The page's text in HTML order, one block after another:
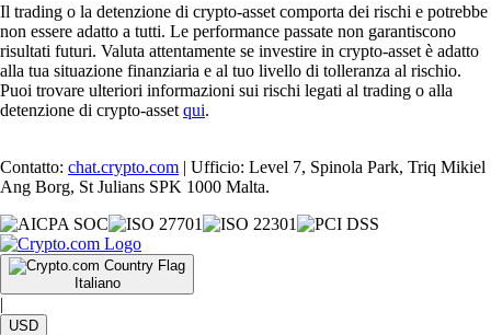
Il trading o la detenzione di crypto-asset comporta dei rischi e potrebbe
non essere adatto a tutti. Le performance passate non garantiscono
risultati futuri. Valuta attentamente se investire in crypto-asset è adatto
alla tua situazione finanziaria e al tuo livello di tolleranza al rischio.
Puoi trovare ulteriori informazioni sui rischi legati al trading o alla
detenzione di crypto-asset qui.
Contatto: chat.crypto.com | Ufficio: Level 7, Spinola Park, Triq Mikiel
Ang Borg, St Julians SPK 1000 Malta.
Italiano
|
USD